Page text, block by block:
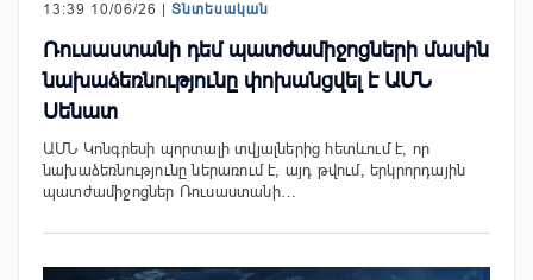
13:39 10/06/26 | Տնտեսական
Ռուսաստանի դեմ պատժամիջոցների մասին
նախաձեռնությունը փոխանցվել է ԱՄՆ
Սենատ
ԱՄՆ Կոնգրեսի պորտալի տվյալներից հետևում է, որ
նախաձեռնությունը ներառում է, այդ թվում, երկրորդային
պատժամիջոցներ Ռուսաստանի…